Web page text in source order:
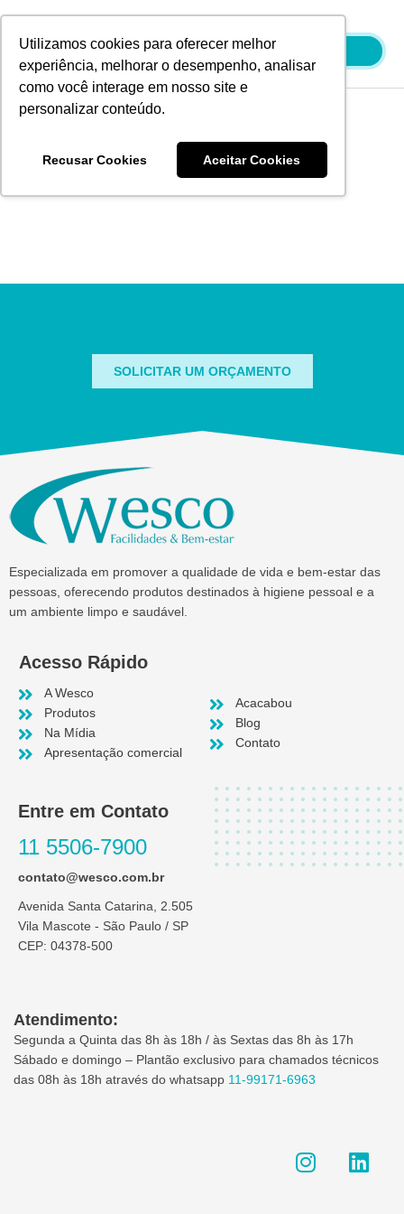
Utilizamos cookies para oferecer melhor
experiência, melhorar o desempenho, analisar
como você interage em nosso site e
personalizar conteúdo.
Recusar Cookies Aceitar Cookies
conteúdo
Blog
SOLICITAR UM ORÇAMENTO
Especializada em promover a qualidade de vida e bem-estar das
pessoas, oferecendo produtos destinados à higiene pessoal e a
um ambiente limpo e saudável.
Acesso Rápido
A Wesco
Produtos
Na Mídia
Apresentação comercial
Acacabou
Blog
Contato
Entre em Contato
11 5506-7900
contato@wesco.com.br
Avenida Santa Catarina, 2.505
Vila Mascote - São Paulo / SP
CEP: 04378-500
Atendimento:
Segunda a Quinta das 8h às 18h / às Sextas das 8h às 17h
Sábado e domingo – Plantão exclusivo para chamados técnicos
das 08h às 18h através do whatsapp 11-99171-6963
n i